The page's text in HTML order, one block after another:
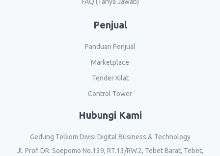
Penjual
Panduan Penjual
Marketplace
Tender Kilat
Control Tower
Hubungi Kami
Gedung Telkom Divisi Digital Business & Technology
Jl. Prof. DR. Soepomo No.139, RT.13/RW.2, Tebet Barat, Tebet,